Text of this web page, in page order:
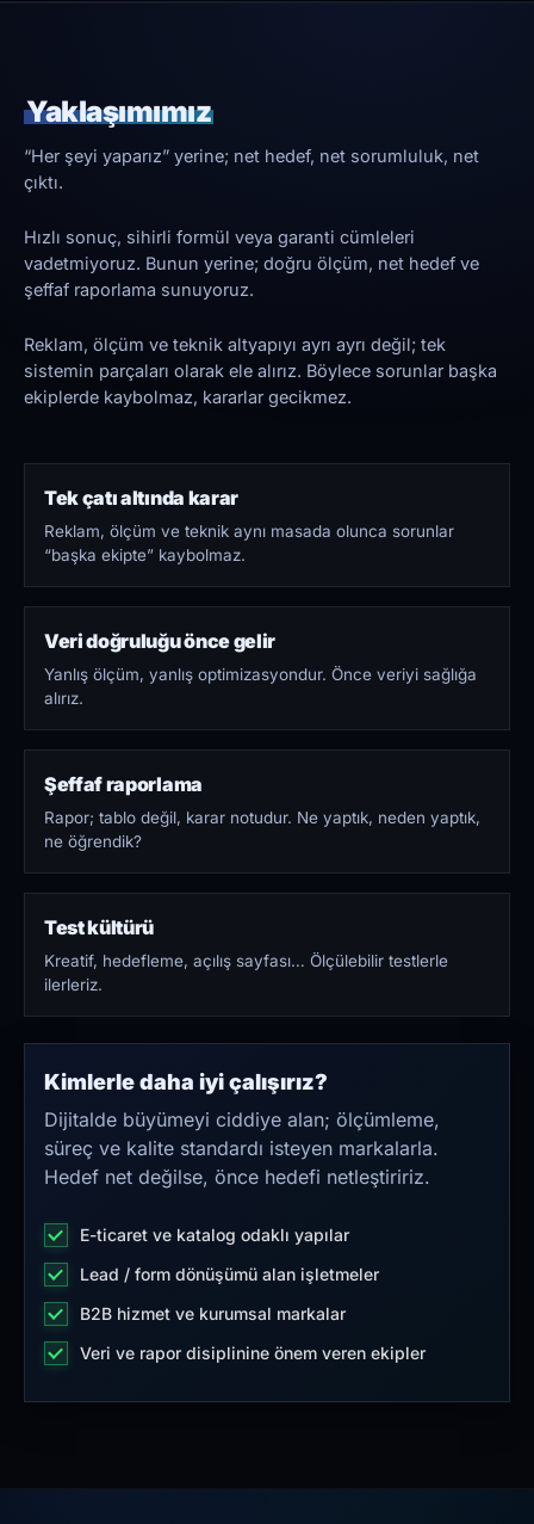
Yaklaşımımız
“Her şeyi yaparız” yerine; net hedef, net sorumluluk, net
çıktı.
Hızlı sonuç, sihirli formül veya garanti cümleleri
vadetmiyoruz. Bunun yerine; doğru ölçüm, net hedef ve
şeffaf raporlama sunuyoruz.
Reklam, ölçüm ve teknik altyapıyı ayrı ayrı değil; tek
sistemin parçaları olarak ele alırız. Böylece sorunlar başka
ekiplerde kaybolmaz, kararlar gecikmez.
Tek çatı altında karar
Reklam, ölçüm ve teknik aynı masada olunca sorunlar
“başka ekipte” kaybolmaz.
Veri doğruluğu önce gelir
Yanlış ölçüm, yanlış optimizasyondur. Önce veriyi sağlığa
alırız.
Şeffaf raporlama
Rapor; tablo değil, karar notudur. Ne yaptık, neden yaptık,
ne öğrendik?
Test kültürü
Kreatif, hedefleme, açılış sayfası… Ölçülebilir testlerle
ilerleriz.
Kimlerle daha iyi çalışırız?
Dijitalde büyümeyi ciddiye alan; ölçümleme,
süreç ve kalite standardı isteyen markalarla.
Hedef net değilse, önce hedefi netleştiririz.
E-ticaret ve katalog odaklı yapılar
Lead / form dönüşümü alan işletmeler
B2B hizmet ve kurumsal markalar
Veri ve rapor disiplinine önem veren ekipler